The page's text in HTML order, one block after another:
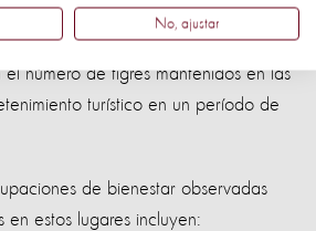
publicado un estudio sobre los tigres
en Tailandia. Se mostró un
número de tigres mantenidos en las
turístico en un período de
de bienestar observadas
en estos lugares incluyen:
No, ajustar